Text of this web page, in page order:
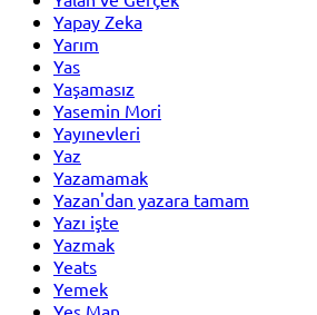
Yapay Zeka
Yarım
Yas
Yaşamasız
Yasemin Mori
Yayınevleri
Yaz
Yazamamak
Yazan'dan yazara tamam
Yazı işte
Yazmak
Yeats
Yemek